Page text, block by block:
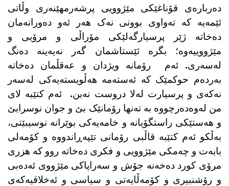
دەربارەی قۆناغێکی مێژوویی پرشەرمهێنەری وڵاتی
ئێمەیە کە تەواوی بوونی نەک هەر ئەو دەورانەمان
دەخاتە ژێر پرسیارگەلێکی مۆراڵی و مرۆیی و
مێژووییەوە؛ بگرە ئێستاشمان گەر نەیەینە دەنگ
لەسەری. ئەم رۆمانە ویژدان و عەقڵمان دەخاتە
بەردەم حوکمێک کە ئەستەمە هەڵویستەیەکی لەسەر
نەکەی و پرسیارت لەلا دروست نەبن. ئەم کتێبە لای
من لەوەدەرچووە بە تەنها رۆمانێک بێ و جوان نوسرابێ
و هەستێکی راستگۆیانە و خامەیەکی بوێرانە نوسیبێتی،
بەڵکو ئەم کتێبە قاڵبی رۆمانی تێپەڕاندووە و کۆمەلی
بابەت و چەمکی مێژوویی و فکری دەخاتە روو کە هزری
مرۆی کورد دەخەنە جۆش و سەراپاکی مێژووی ئەدەبی
و رۆشنبیری و کۆمەڵایەتی و سیاسی و ئەخلاقیەکەی